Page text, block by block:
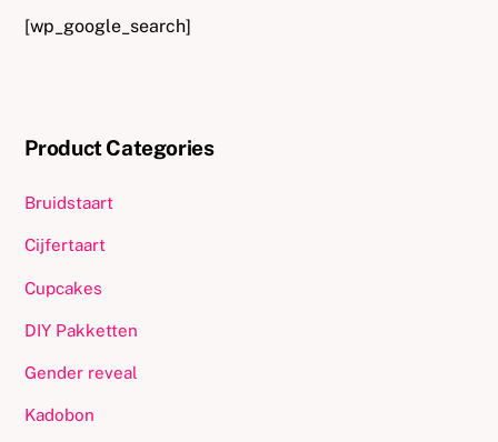
[wp_google_search]
Product Categories
Bruidstaart
Cijfertaart
Cupcakes
DIY Pakketten
Gender reveal
Kadobon